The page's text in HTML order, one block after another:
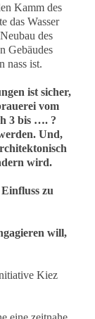
Kamm des
das Wasser
des
Gebäudes
nass ist.
ist sicher,
vom
3 bis …. ?
Und,
wird.
zu
will,
Kiez